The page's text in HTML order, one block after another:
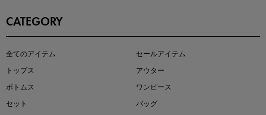
即戦力アイテム続々対象
CATEGORY
全てのアイテム
セールアイテム
トップス
アウター
ボトムス
ワンピース
セット
バッグ